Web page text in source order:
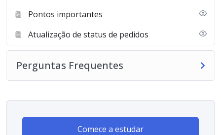
Pontos importantes
Atualização de status de pedidos
Perguntas Frequentes
Comece a estudar